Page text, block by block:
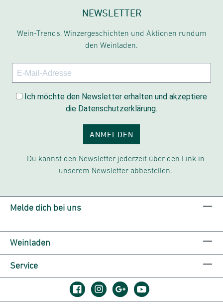
NEWSLETTER
Wein-Trends, Winzergeschichten und Aktionen rundum
den Weinladen.
Ich möchte den Newsletter erhalten und akzeptiere
die Datenschutzerklärung.
ANMELDEN
Du kannst den Newsletter jederzeit über den Link in
unserem Newsletter abbestellen.
Melde dich bei uns
Weinladen
Service